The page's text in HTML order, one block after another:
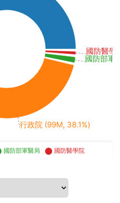
行政院 (99M, 38.1%)
國防部軍
國防醫學
國防部軍醫局 國防醫學院